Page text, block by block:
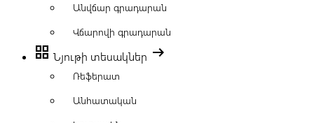
Անվճար գրադարան
Վճարովի գրադարան
grid_view Նյութի տեսակներ arrow_right_alt
Ռեֆերատ
Անհատական